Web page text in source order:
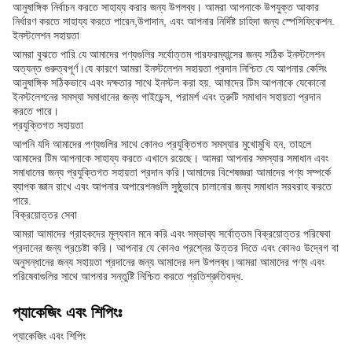
আনুষাঙ্গিক নির্বাচন করতে সাহায্য করার জন্য উপলব্ধ। আমরা আপনাকে উপযুক্ত আকার
নির্ধারণ করতে সাহায্য করতে পারেন,উপাদান, এবং আপনার নির্দিষ্ট চাহিদা জন্য স্পেসিফিকেশন.
ইনস্টলেশন সহায়তা
আমরা বুঝতে পারি যে আমাদের পণ্যগুলির সর্বোত্তম পারফরম্যান্সের জন্য সঠিক ইনস্টলেশন
অত্যন্ত গুরুত্বপূর্ণ।যে কারণে আমরা ইনস্টলেশন সহায়তা প্রদান নিশ্চিত যে আপনার কেসিং
আনুষাঙ্গিক সঠিকভাবে এবং দক্ষতার সাথে ইনস্টল করা হয়. আমাদের টিম আপনাকে যেকোনো
ইনস্টলেশনের সমস্যা সমাধানের জন্য গাইডেন্স, পরামর্শ এবং ত্রুটি সমাধান সহায়তা প্রদান
করতে পারে।
প্রযুক্তিগত সহায়তা
আপনি যদি আমাদের পণ্যগুলির সাথে কোনও প্রযুক্তিগত সমস্যার মুখোমুখি হন, তাহলে
আমাদের টিম আপনাকে সাহায্য করতে এখানে রয়েছে। আমরা আপনার সমস্যার সমাধান এবং
সমাধানের জন্য প্রযুক্তিগত সহায়তা প্রদান করি।আমাদের বিশেষজ্ঞরা আমাদের পণ্য সম্পর্কে
ব্যাপক জ্ঞান রাখে এবং আপনার অপারেশনগুলি সুষ্ঠুভাবে চালানোর জন্য সমাধান সরবরাহ করতে
পারে.
বিক্রয়োত্তর সেবা
আমরা আমাদের গ্রাহকদের মূল্যবান মনে করি এবং সম্ভাব্য সর্বোত্তম বিক্রয়োত্তর পরিষেবা
প্রদানের জন্য প্রচেষ্টা করি। আপনার যে কোনও প্রশ্নের উত্তর দিতে এবং কোনও উদ্বেগ বা
অনুসন্ধানের জন্য সহায়তা প্রদানের জন্য আমাদের দল উপলব্ধ।আমরা আমাদের পণ্য এবং
পরিষেবাগুলির সাথে আপনার সন্তুষ্টি নিশ্চিত করতে প্রতিশ্রুতিবদ্ধ.
প্যাকেজিং এবং শিপিংঃ
প্যাকেজিং এবং শিপিং